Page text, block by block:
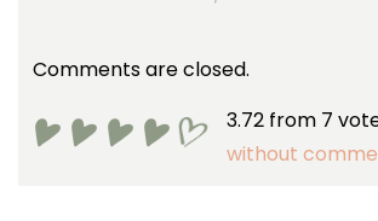
Comments are closed.
3.72 from 7
without